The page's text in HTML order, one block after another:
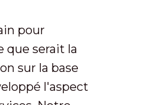
pour
que serait la
sur la base
l'aspect